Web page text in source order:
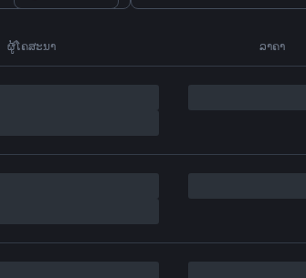
ຜູ້ໂຄສະນາ ລາຄາ